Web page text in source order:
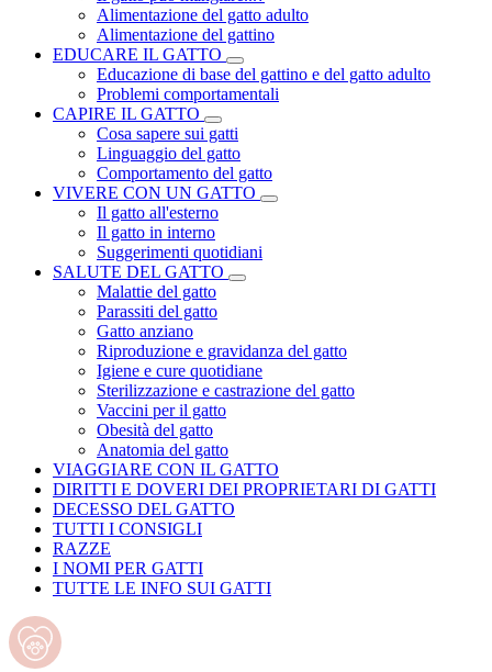
Alimentazione del gatto adulto
Alimentazione del gattino
EDUCARE IL GATTO
Educazione di base del gattino e del gatto adulto
Problemi comportamentali
CAPIRE IL GATTO
Cosa sapere sui gatti
Linguaggio del gatto
Comportamento del gatto
VIVERE CON UN GATTO
Il gatto all'esterno
Il gatto in interno
Suggerimenti quotidiani
SALUTE DEL GATTO
Malattie del gatto
Parassiti del gatto
Gatto anziano
Riproduzione e gravidanza del gatto
Igiene e cure quotidiane
Sterilizzazione e castrazione del gatto
Vaccini per il gatto
Obesità del gatto
Anatomia del gatto
VIAGGIARE CON IL GATTO
DIRITTI E DOVERI DEI PROPRIETARI DI GATTI
DECESSO DEL GATTO
TUTTI I CONSIGLI
RAZZE
I NOMI PER GATTI
TUTTE LE INFO SUI GATTI